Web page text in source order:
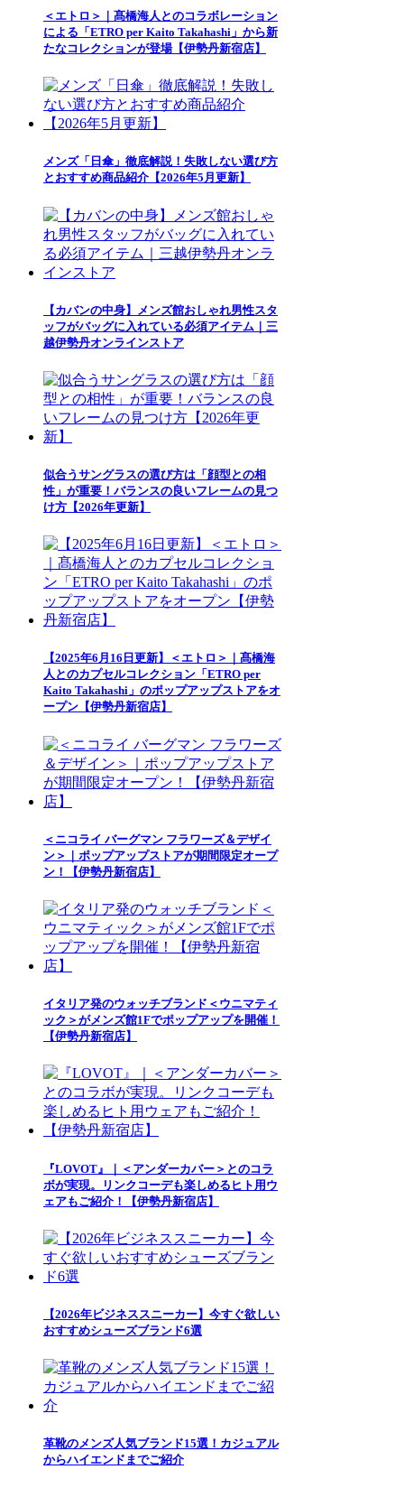
＜エトロ＞｜髙橋海人とのコラボレーション
による「ETRO per Kaito Takahashi」から新
たなコレクションが登場【伊勢丹新宿店】
メンズ「日傘」徹底解説！失敗しない選び方
とおすすめ商品紹介【2026年5月更新】
【カバンの中身】メンズ館おしゃれ男性スタ
ッフがバッグに入れている必須アイテム｜三
越伊勢丹オンラインストア
似合うサングラスの選び方は「顔型との相
性」が重要！バランスの良いフレームの見つ
け方【2026年更新】
【2025年6月16日更新】＜エトロ＞｜髙橋海
人とのカプセルコレクション「ETRO per
Kaito Takahashi」のポップアップストアをオ
ープン【伊勢丹新宿店】
＜ニコライ バーグマン フラワーズ＆デザイ
ン＞｜ポップアップストアが期間限定オープ
ン！【伊勢丹新宿店】
イタリア発のウォッチブランド＜ウニマティ
ック＞がメンズ館1Fでポップアップを開催！
【伊勢丹新宿店】
『LOVOT』｜＜アンダーカバー＞とのコラ
ボが実現。リンクコーデも楽しめるヒト用ウ
ェアもご紹介！【伊勢丹新宿店】
【2026年ビジネススニーカー】今すぐ欲しい
おすすめシューズブランド6選
革靴のメンズ人気ブランド15選！カジュアル
からハイエンドまでご紹介